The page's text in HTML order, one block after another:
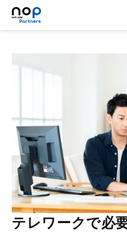
セキ
コラ
スキ
IT用
テレワークで必